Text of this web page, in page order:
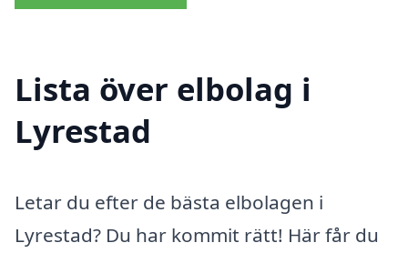
Lista över elbolag i
Lyrestad
Letar du efter de bästa elbolagen i
Lyrestad? Du har kommit rätt! Här får du